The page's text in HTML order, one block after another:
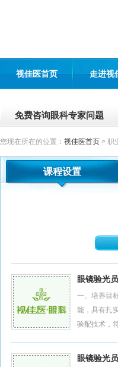
视佳医首页 走进视
免费咨询眼科专家问题
您现在所在的位置： 视佳医首页 > 职
课程设置
眼镜验光
一、培养目
能，具有扎
验配技术，
眼镜验光